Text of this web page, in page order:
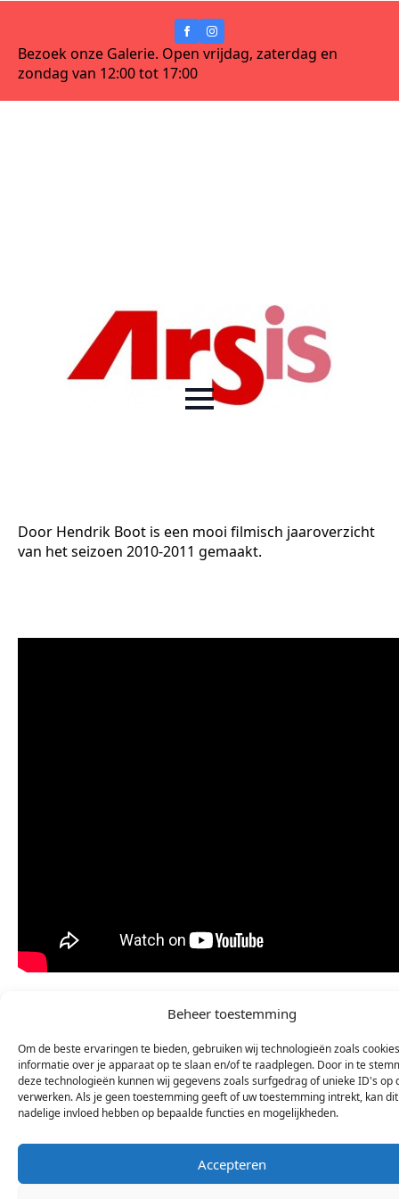
Beheer toestemming
Om de beste ervaringen te bieden, gebruiken wij technologieën zoals
informatie over je apparaat op te slaan en/of te raadplegen. Door in te
deze technologieën kunnen wij gegevens zoals surfgedrag of unieke ID's op
verwerken. Als je geen toestemming geeft of uw toestemming intrekt, kan
nadelige invloed hebben op bepaalde functies en mogelijkheden.
Accepteren
Bezoek onze Galerie. Open vrijdag, zaterdag en
zondag van 12:00 tot 17:00
Door Hendrik Boot is een mooi filmisch jaaroverzicht
van het seizoen 2010-2011 gemaakt.
© 2026 Stichting Arsis Kunst en Societeit